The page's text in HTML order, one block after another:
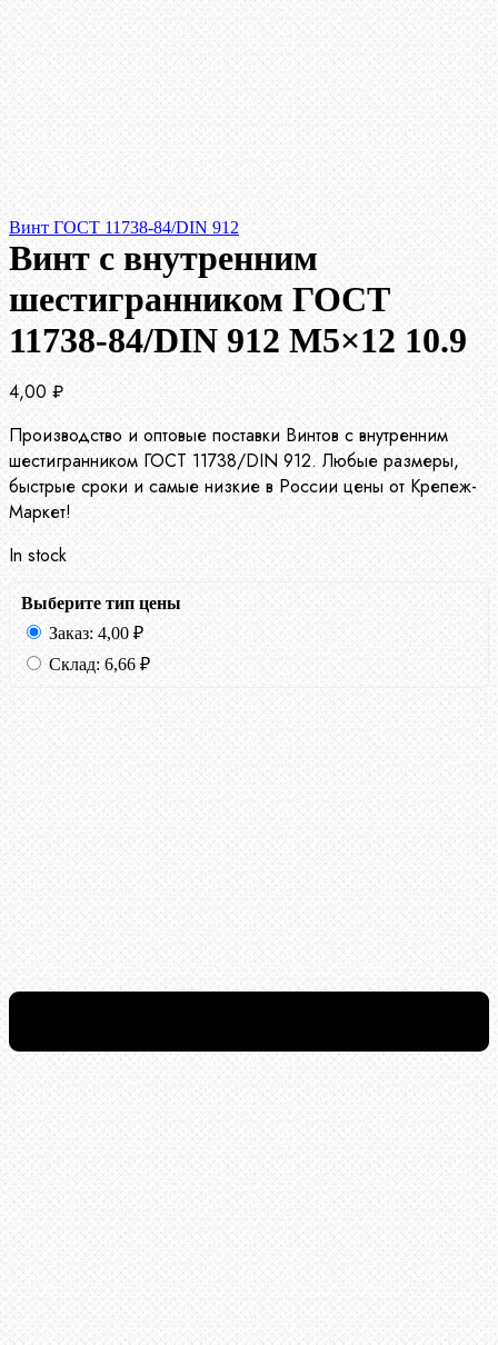
Винт ГОСТ 11738-84/DIN 912
Винт c внутренним
шестигранником ГОСТ
11738-84/DIN 912 М5×12 10.9
4,00 ₽
Производство и оптовые поставки Винтов с внутренним
шестигранником ГОСТ 11738/DIN 912. Любые размеры,
быстрые сроки и самые низкие в России цены от Крепеж-
Маркет!
In stock
Выберите тип цены
Заказ: 4,00 ₽
Склад: 6,66 ₽